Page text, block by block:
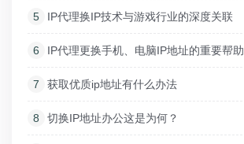
5 IP代理换IP技术与游戏行业的深度关联
6 IP代理更换手机、电脑IP地址的重要帮助
7 获取优质ip地址有什么办法
8 切换IP地址办公这是为何？